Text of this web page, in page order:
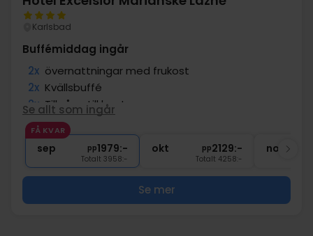
Karlsbad
Buffémiddag ingår
2x övernattningar med frukost
2x Kvällsbuffé
2x Tillgång till bastu
∞ Gratis tillgång till pool och wellness
2x Gratis parkering
Se allt som ingår
FÅ KVAR
sep pp1979:-
Totalt 3958:-
okt pp2129:-
Totalt 4258:-
nov
Se mer